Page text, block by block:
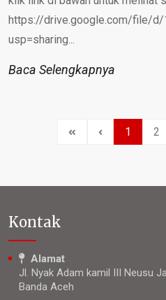
https://drive.google.com/file/d/
usp=sharing...
Baca Selengkapnya
1 2
Kontak
Alamat
Jl. Nyak Adam kamil III Neusu
Banda Aceh